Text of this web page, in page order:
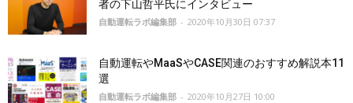
者の下山哲平氏にインタビュー
自動運転ラボ編集部 - 2020年10月30日 07:37
自動運転やMaaSやCASE関連のおすすめ解説本11
選
自動運転ラボ編集部 - 2020年10月27日 10:00